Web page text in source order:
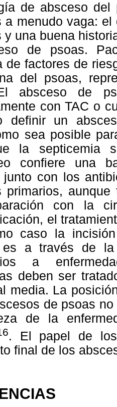
de absceso del
a menudo vaga:
y una buena
de psoas.
de factores de
del psoas,
absceso de
con TAC o
definir un
sea posible
la septicemia
confiere una
junto con los
primarios,
con la
el
caso la
es a través de
a
deben ser
media. La
de psoas
de la
. El papel de
final de los